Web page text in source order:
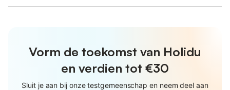
Vorm de toekomst van Holidu
en verdien tot €30
Sluit je aan bij onze testgemeenschap en neem deel aan